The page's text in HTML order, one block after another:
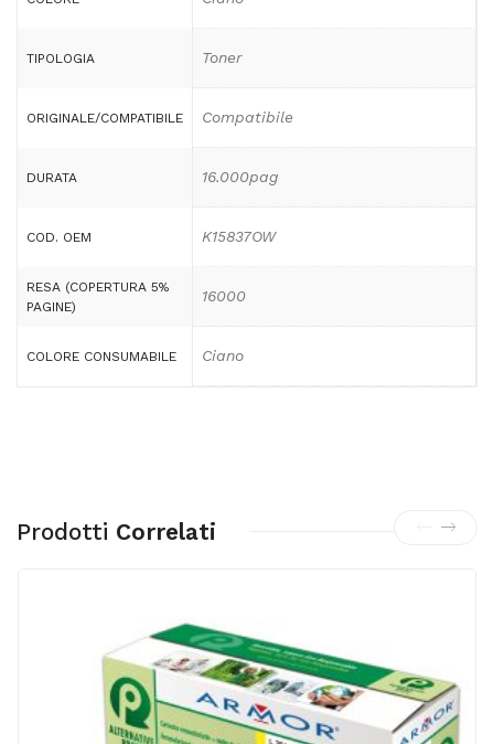
TIPOLOGIA Toner
ORIGINALE/COMPATIBILE Compatibile
DURATA 16.000pag
COD. OEM K15837OW
RESA (COPERTURA 5%
PAGINE)
16000
COLORE CONSUMABILE Ciano
Prodotti Correlati